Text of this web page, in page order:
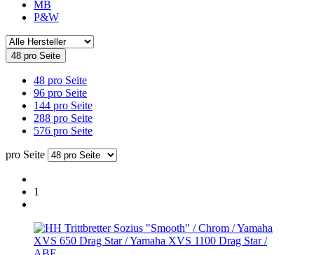
MB
P&W
48 pro Seite
48 pro Seite
96 pro Seite
144 pro Seite
288 pro Seite
576 pro Seite
pro Seite
1